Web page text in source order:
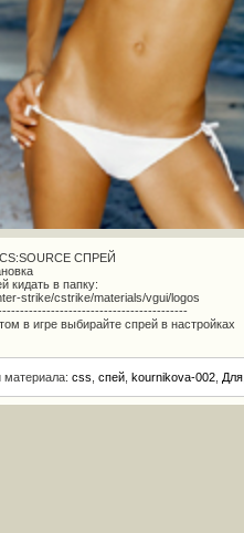
СПРЕЙ
кидать в папку:
strike/cstrike/materials/vgui/logos
в игре выбирайте спрей в настройках
материала: css спей, kournikova-002, Для,